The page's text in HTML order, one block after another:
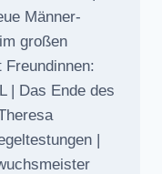
Männer-
großen
| Das Ende des
|